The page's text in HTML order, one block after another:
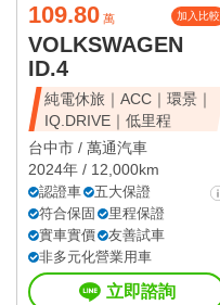
109.80 萬 加入比較
VOLKSWAGEN
ID.4
純電休旅｜ACC｜環景｜
IQ.DRIVE｜低里程
台中市 / 萬通汽車
2024年 / 12,000km
認證車
五大保證
符合保固
里程保證
實車實價
友善試車
非多元化營業用車
立即諮詢